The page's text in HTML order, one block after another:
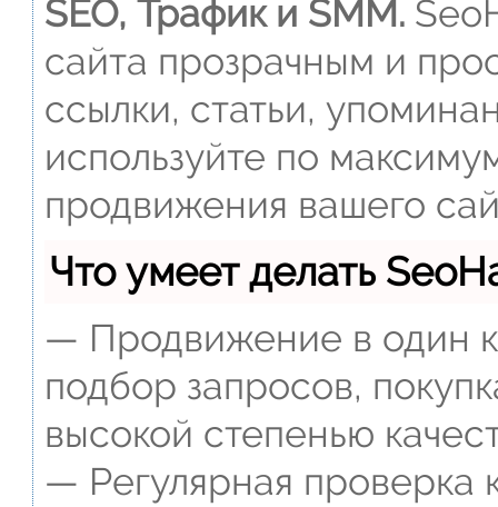
SEO, Трафик и SMM.
сайта прозрачным и
ссылки, статьи,
используйте по
продвижения вашего
Что умеет делать
— Продвижение в один
подбор запросов,
высокой степенью
— Регулярная проверка